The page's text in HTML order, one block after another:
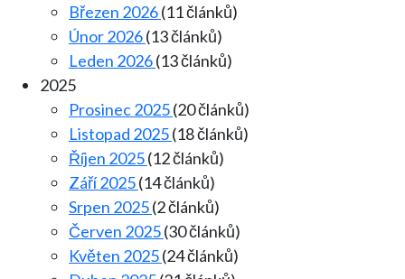
Březen 2026(11 článků)
Únor 2026(13 článků)
Leden 2026(13 článků)
2025
Prosinec 2025(20 článků)
Listopad 2025(18 článků)
Říjen 2025(12 článků)
Září 2025(14 článků)
Srpen 2025(2 článků)
Červen 2025(30 článků)
Květen 2025(24 článků)